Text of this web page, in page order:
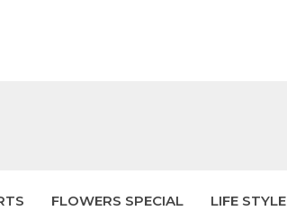
FLOWERS SPECIAL LIFE STYLE